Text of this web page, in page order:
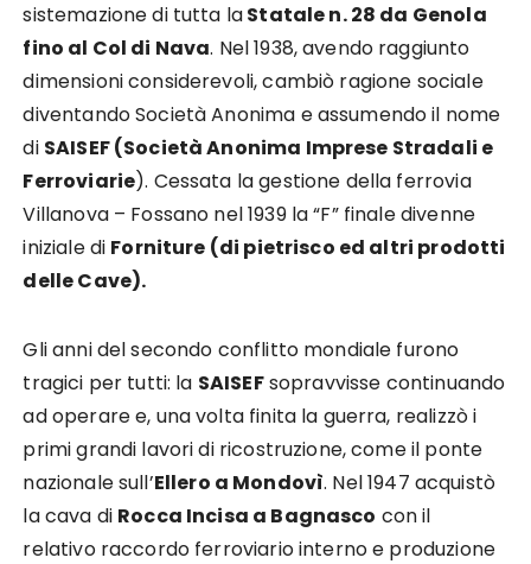
sistemazione di tutta laStatale n. 28 da Genola
fino al Col di Nava. Nel 1938, avendo raggiunto
dimensioni considerevoli, cambiò ragione sociale
diventando Società Anonima e assumendo il nome
di SAISEF (Società Anonima Imprese Stradali e
Ferroviarie). Cessata la gestione della ferrovia
Villanova – Fossano nel 1939 la “F” finale divenne
iniziale di Forniture (di pietrisco ed altri prodotti
delle Cave).
Gli anni del secondo conflitto mondiale furono
tragici per tutti: la SAISEFsopravvisse continuando
ad operare e, una volta finita la guerra, realizzò i
primi grandi lavori di ricostruzione, come il ponte
nazionale sull’Ellero a Mondovì. Nel 1947 acquistò
la cava di Rocca Incisa a Bagnasco con il
relativo raccordo ferroviario interno e produzione